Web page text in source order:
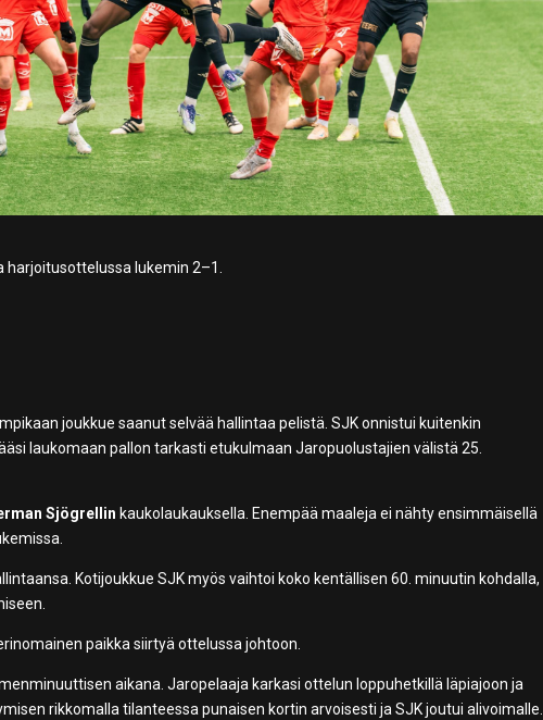
harjoitusottelussa lukemin 2–1.
joukkue saanut selvää hallintaa pelistä. SJK onnistui kuitenkin
laukomaan pallon tarkasti etukulmaan Jaropuolustajien välistä 25.
Sjögrellin kaukolaukauksella. Enempää maaleja ei nähty ensimmäisellä
Kotijoukkue SJK myös vaihtoi koko kentällisen 60. minuutin kohdalla,
paikka siirtyä ottelussa johtoon.
aikana. Jaropelaaja karkasi ottelun loppuhetkillä läpiajoon ja
rikkomalla tilanteessa punaisen kortin arvoisesti ja SJK joutui alivoimalle.